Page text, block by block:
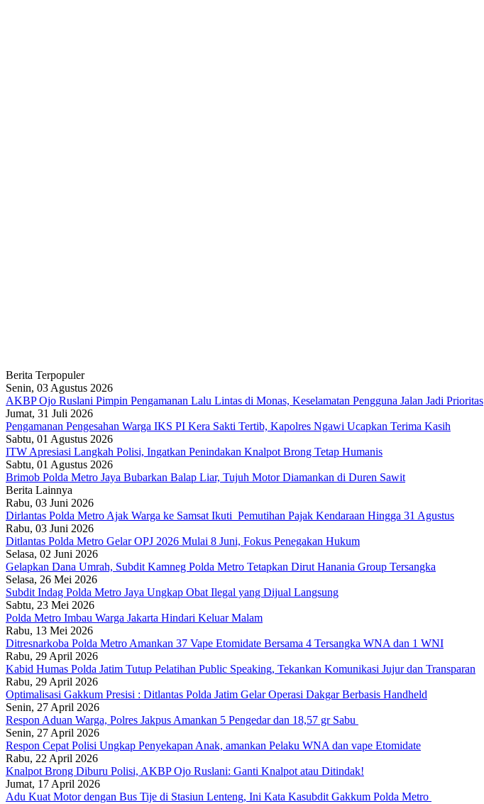
Berita Terpopuler
Senin, 03 Agustus 2026
AKBP Ojo Ruslani Pimpin Pengamanan Lalu Lintas di Monas, Keselamatan Pengguna Jalan Jadi Prioritas
Jumat, 31 Juli 2026
Pengamanan Pengesahan Warga IKS PI Kera Sakti Tertib, Kapolres Ngawi Ucapkan Terima Kasih
Sabtu, 01 Agustus 2026
ITW Apresiasi Langkah Polisi, Ingatkan Penindakan Knalpot Brong Tetap Humanis
Sabtu, 01 Agustus 2026
Brimob Polda Metro Jaya Bubarkan Balap Liar, Tujuh Motor Diamankan di Duren Sawit
Berita Lainnya
Rabu, 03 Juni 2026
Dirlantas Polda Metro Ajak Warga ke Samsat Ikuti Pemutihan Pajak Kendaraan Hingga 31 Agustus
Rabu, 03 Juni 2026
Ditlantas Polda Metro Gelar OPJ 2026 Mulai 8 Juni, Fokus Penegakan Hukum
Selasa, 02 Juni 2026
Gelapkan Dana Umrah, Subdit Kamneg Polda Metro Tetapkan Dirut Hanania Group Tersangka
Selasa, 26 Mei 2026
Subdit Indag Polda Metro Jaya Ungkap Obat Ilegal yang Dijual Langsung
Sabtu, 23 Mei 2026
Polda Metro Imbau Warga Jakarta Hindari Keluar Malam
Rabu, 13 Mei 2026
Ditresnarkoba Polda Metro Amankan 37 Vape Etomidate Bersama 4 Tersangka WNA dan 1 WNI
Rabu, 29 April 2026
Kabid Humas Polda Jatim Tutup Pelatihan Public Speaking, Tekankan Komunikasi Jujur dan Transparan
Rabu, 29 April 2026
Optimalisasi Gakkum Presisi : Ditlantas Polda Jatim Gelar Operasi Dakgar Berbasis Handheld
Senin, 27 April 2026
Respon Aduan Warga, Polres Jakpus Amankan 5 Pengedar dan 18,57 gr Sabu
Senin, 27 April 2026
Respon Cepat Polisi Ungkap Penyekapan Anak, amankan Pelaku WNA dan vape Etomidate
Rabu, 22 April 2026
Knalpot Brong Diburu Polisi, AKBP Ojo Ruslani: Ganti Knalpot atau Ditindak!
Jumat, 17 April 2026
Adu Kuat Motor dengan Bus Tije di Stasiun Lenteng, Ini Kata Kasubdit Gakkum Polda Metro